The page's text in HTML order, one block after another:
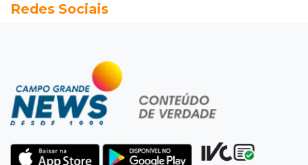
Alerta em celulares mobiliza buscas por bebê
Pantanal reduz desmatamento em 65% e
Cerrado tem queda de 11,5%
17:45 Em Corumbá
banho de sol e leva socos de detento
Redes Sociais